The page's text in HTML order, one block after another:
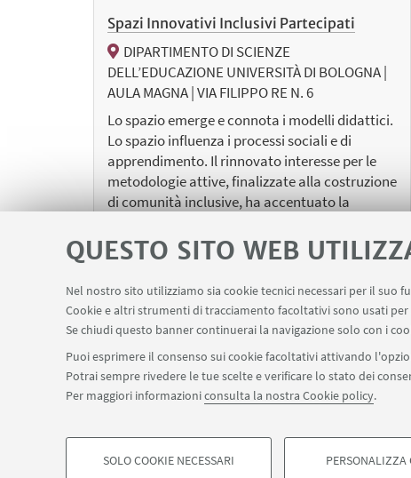
QUESTO SITO WEB
Nel nostro sito utilizziamo sia cookie tecnici necessari per il
Cookie e altri strumenti di tracciamento facoltativi sono usati
Se chiudi questo banner continuerai la navigazione solo con i
Puoi esprimere il consenso sui cookie facoltativi attivando
Potrai sempre rivedere le tue scelte e verificare lo stato dei
Per maggiori informazioniconsulta la nostra Cookie policy.
SOLO COOKIE NECESSARI PERSONALIZZA
Spazi Innovativi Inclusivi Partecipati
DIPARTIMENTO DI SCIENZE
DELL’EDUCAZIONE UNIVERSITÀ DI BOLOGNA |
AULA MAGNA | VIA FILIPPO RE N. 6
Lo spazio emerge e connota i modelli didattici.
Lo spazio influenza i processi sociali e di
apprendimento. Il rinnovato interesse per le
metodologie attive, finalizzate alla costruzione
di comunità inclusive, ha accentuato la
scolastici.
©Copyright 2026 - ALMA MATER STUDIORUM -